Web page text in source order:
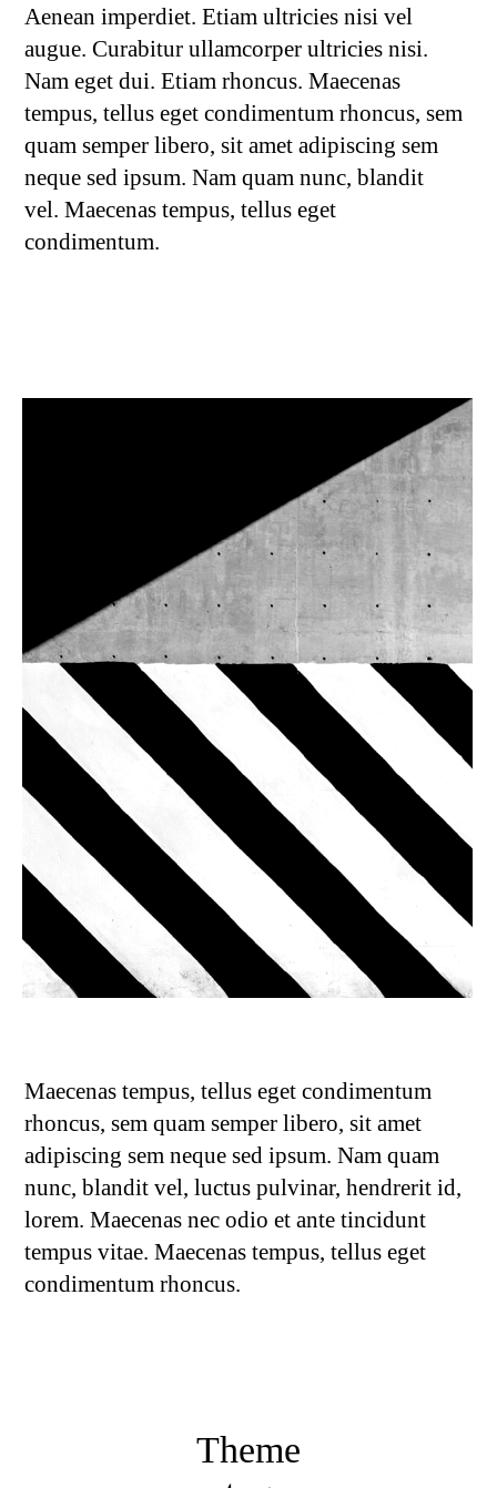
Aenean imperdiet. Etiam ultricies nisi vel
augue. Curabitur ullamcorper ultricies nisi.
Nam eget dui. Etiam rhoncus. Maecenas
tempus, tellus eget condimentum rhoncus, sem
quam semper libero, sit amet adipiscing sem
neque sed ipsum. Nam quam nunc, blandit
vel. Maecenas tempus, tellus eget
condimentum.
Maecenas tempus, tellus eget condimentum
rhoncus, sem quam semper libero, sit amet
adipiscing sem neque sed ipsum. Nam quam
nunc, blandit vel, luctus pulvinar, hendrerit id,
lorem. Maecenas nec odio et ante tincidunt
tempus vitae. Maecenas tempus, tellus eget
condimentum rhoncus.
Theme